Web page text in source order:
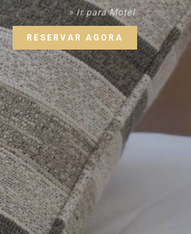
» Ir para Motel
RESERVAR AGORA